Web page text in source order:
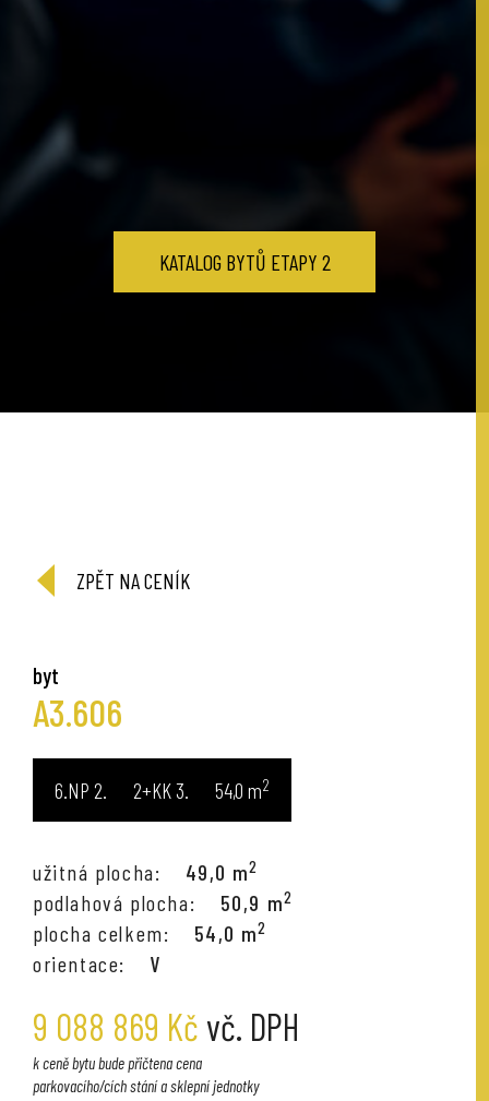
KATALOG BYTŮ ETAPY 2
ZPĚT NA CENÍK
byt
A3.606
6.NP 2+KK 54,0 m2
užitná plocha: 49,0 m2
podlahová plocha: 50,9 m2
plocha celkem: 54,0 m2
orientace: V
9 088 869 Kč vč. DPH
k ceně bytu bude přičtena cena
parkovacího/cích stání a sklepní jednotky